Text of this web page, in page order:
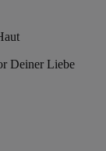
Deiner Liebe